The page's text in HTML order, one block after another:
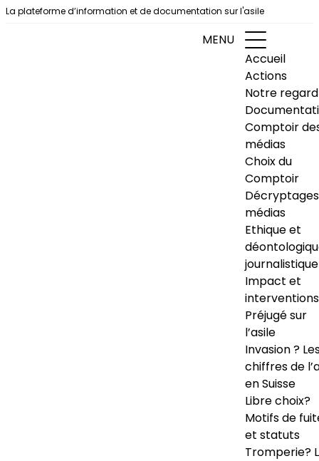
Aller au contenu
La plateforme d’information et de documentation sur l'asile
MENU
Accueil
Actions
Notre regard
Comptoir
médias
Choix du
Comptoir
Décryptages
médias
Ethique et
journalistique
Impact et
interventions
Préjugé sur
l’asile
Invasion ?
chiffres de
en Suisse
Libre choix?
Motifs de
et statuts
Tromperie?